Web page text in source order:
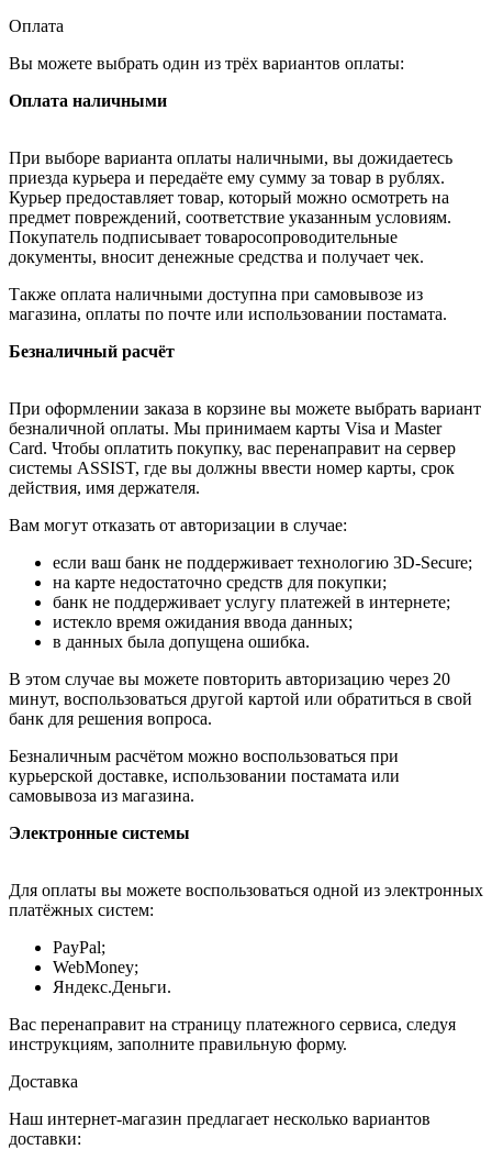
Оплата
Вы можете выбрать один из трёх вариантов оплаты:
Оплата наличными
При выборе варианта оплаты наличными, вы дожидаетесь
приезда курьера и передаёте ему сумму за товар в рублях.
Курьер предоставляет товар, который можно осмотреть на
предмет повреждений, соответствие указанным условиям.
Покупатель подписывает товаросопроводительные
документы, вносит денежные средства и получает чек.
Также оплата наличными доступна при самовывозе из
магазина, оплаты по почте или использовании постамата.
Безналичный расчёт
При оформлении заказа в корзине вы можете выбрать вариант
безналичной оплаты. Мы принимаем карты Visa и Master
Card. Чтобы оплатить покупку, вас перенаправит на сервер
системы ASSIST, где вы должны ввести номер карты, срок
действия, имя держателя.
Вам могут отказать от авторизации в случае:
если ваш банк не поддерживает технологию 3D-Secure;
на карте недостаточно средств для покупки;
банк не поддерживает услугу платежей в интернете;
истекло время ожидания ввода данных;
в данных была допущена ошибка.
В этом случае вы можете повторить авторизацию через 20
минут, воспользоваться другой картой или обратиться в свой
банк для решения вопроса.
Безналичным расчётом можно воспользоваться при
курьерской доставке, использовании постамата или
самовывоза из магазина.
Электронные системы
Для оплаты вы можете воспользоваться одной из электронных
платёжных систем:
PayPal;
WebMoney;
Яндекс.Деньги.
Вас перенаправит на страницу платежного сервиса, следуя
инструкциям, заполните правильную форму.
Доставка
Наш интернет-магазин предлагает несколько вариантов
доставки: